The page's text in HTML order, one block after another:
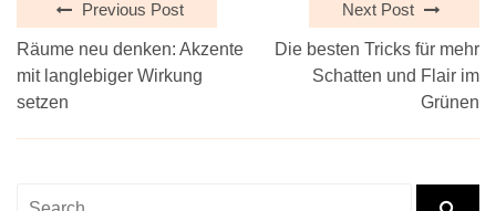
Previous Post
Räume neu denken: Akzente
mit langlebiger Wirkung
setzen
Next Post
Die besten Tricks für mehr
Schatten und Flair im
Grünen